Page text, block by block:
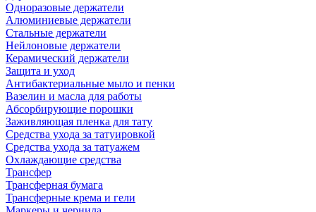
Одноразовые держатели
Алюминиевые держатели
Стальные держатели
Нейлоновые держатели
Керамический держатели
Защита и уход
Антибактериальные мыло и пенки
Вазелин и масла для работы
Абсорбирующие порошки
Заживляющая пленка для тату
Средства ухода за татуировкой
Средства ухода за татуажем
Охлаждающие средства
Трансфер
Трансферная бумага
Трансферные крема и гели